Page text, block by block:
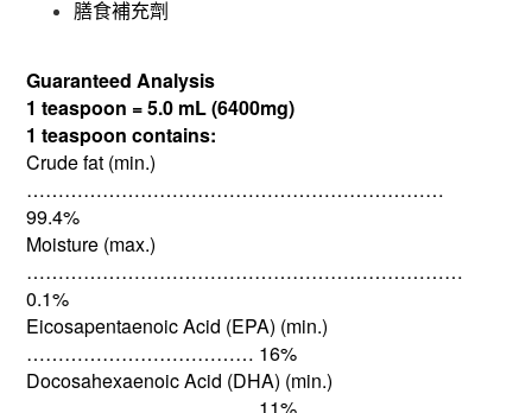
膳食補充劑
Guaranteed Analysis
1 teaspoon = 5.0 mL (6400mg)
1 teaspoon contains:
Crude fat (min.)
…………………………………………………………
99.4%
Moisture (max.)
……………………………………………………………
0.1%
Eicosapentaenoic Acid (EPA) (min.)
……………………………… 16%
Docosahexaenoic Acid (DHA) (min.)